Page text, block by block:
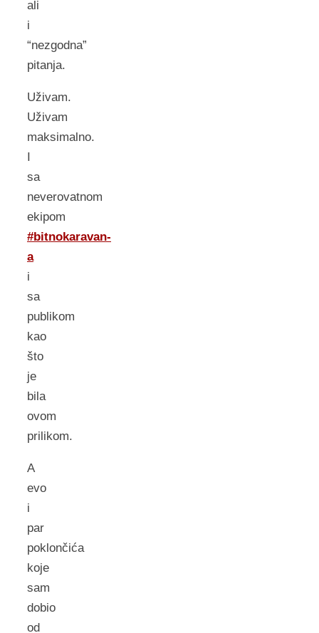
ali
i
“nezgodna”
pitanja.
Uživam.
Uživam
maksimalno.
I
sa
neverovatnom
ekipom
#bitnokaravan-
a
i
sa
publikom
kao
što
je
bila
ovom
prilikom.
A
evo
i
par
poklončića
koje
sam
dobio
od